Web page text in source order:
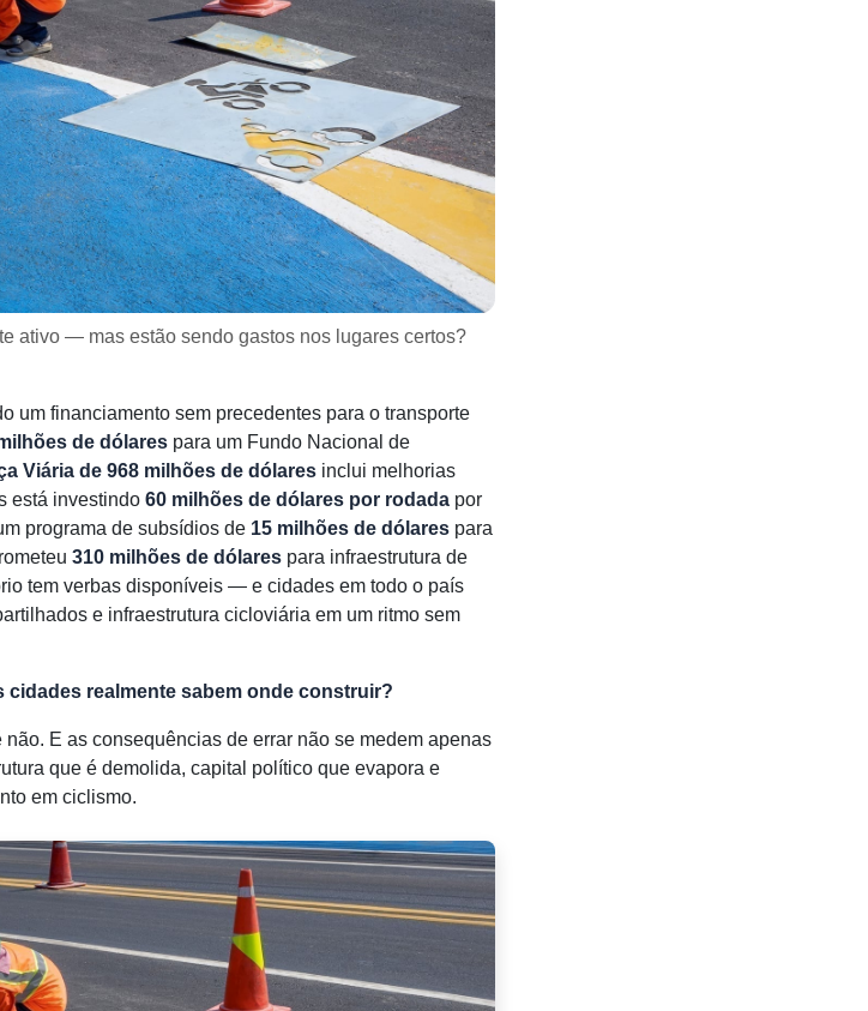
ativo — mas estão sendo gastos nos lugares certos?
um financiamento sem precedentes para o transporte
de dólarespara um Fundo Nacional de
Viária de 968 milhões de dólaresinclui melhorias
está investindo 60 milhões de dólares por rodadapor
programa de subsídios de 15 milhões de dólarespara
310 milhões de dólarespara infraestrutura de
tem verbas disponíveis — e cidades em todo o país
e infraestrutura cicloviária em um ritmo sem
cidades realmente sabem onde construir?
E as consequências de errar não se medem apenas
que é demolida, capital político que evapora e
em ciclismo.